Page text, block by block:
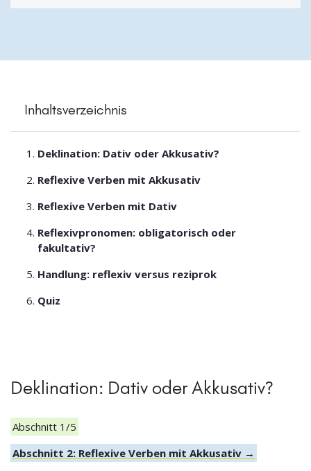
Inhaltsverzeichnis
Deklination: Dativ oder Akkusativ?
Reflexive Verben mit Akkusativ
Reflexive Verben mit Dativ
Reflexivpronomen: obligatorisch oder
fakultativ?
Handlung: reflexiv versus reziprok
Quiz
Deklination: Dativ oder Akkusativ?
Abschnitt 1/5
Abschnitt 2: Reflexive Verben mit Akkusativ →